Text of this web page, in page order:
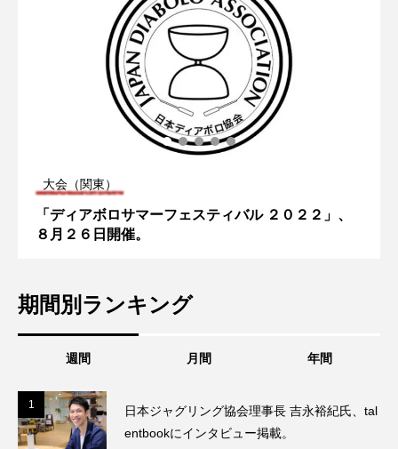
大会（関東）
「ディアボロサマーフェスティバル ２０２２」、
８月２６日開催。
期間別ランキング
週間 月間 年間
1
日本ジャグリング協会理事長 吉永裕紀氏、tal
entbookにインタビュー掲載。